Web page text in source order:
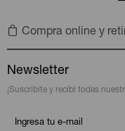
Compra online y
Newsletter
¡Suscribite y recibí todas